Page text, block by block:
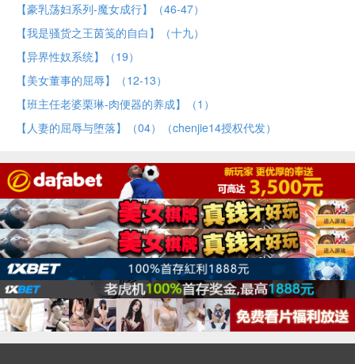
【豪乳荡妇系列-魔女成行】（46-47）
【我是骚货之王茵笺的自白】（十九）
【异界性奴系统】（19）
【美女董事的屈辱】（12-13）
【班主任老婆栗琳-肉便器的养成】（1）
【人妻的屈辱与堕落】（04）（chenjie14授权代发）